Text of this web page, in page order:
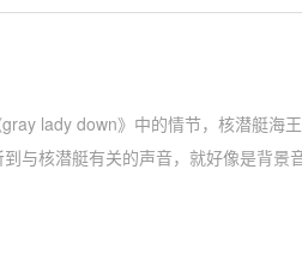
lady down》中的情节，核潜艇海
与核潜艇有关的声音，就好像是背景